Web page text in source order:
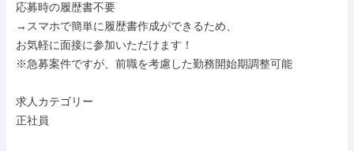
応募時の履歴書不要
→スマホで簡単に履歴書作成ができるため、
お気軽に面接に参加いただけます！
※急募案件ですが、前職を考慮した勤務開始期調整可能
求人カテゴリー
正社員